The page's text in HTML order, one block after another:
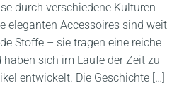
durch verschiedene Kulturen
eleganten Accessoires sind weit
Stoffe – sie tragen eine reiche
sich im Laufe der Zeit zu
entwickelt. Die Geschichte […]